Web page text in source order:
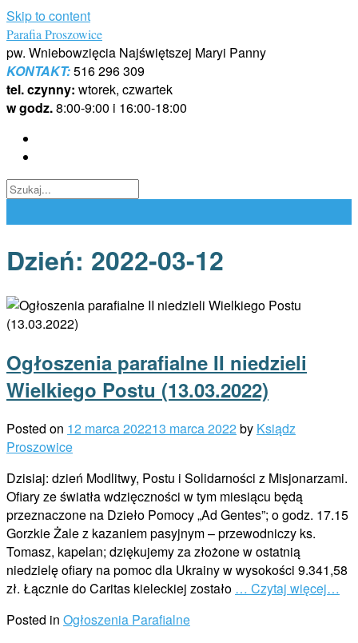
Skip to content
Parafia Proszowice
pw. Wniebowzięcia Najświętszej Maryi Panny
KONTAKT:516 296 309
tel. czynny: wtorek, czwartek
w godz.8:00-9:00 i 16:00-18:00
Dzień: 2022-03-12
Ogłoszenia parafialne II niedzieli
Wielkiego Postu (13.03.2022)
Posted on 12 marca 202213 marca 2022by Ksiądz
Proszowice
Dzisiaj: dzień Modlitwy, Postu i Solidarności z Misjonarzami.
Ofiary ze światła wdzięczności w tym miesiącu będą
przeznaczone na Dzieło Pomocy „Ad Gentes”; o godz. 17.15
Gorzkie Żale z kazaniem pasyjnym – przewodniczy ks.
Tomasz, kapelan; dziękujemy za złożone w ostatnią
niedzielę ofiary na pomoc dla Ukrainy w wysokości 9.341,58
zł. Łącznie do Caritas kieleckiej zostało … Czytaj więcej…
Posted in Ogłoszenia Parafialne